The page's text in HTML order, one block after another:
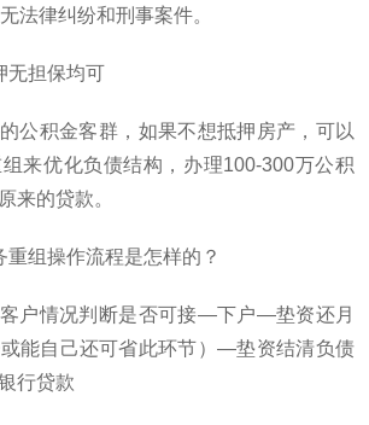
法律纠纷和刑事案件。
无担保均可
公积金客群，如果不想抵押房产，可以
来优化负债结构，办理100-300万公积
来的贷款。
重组操作流程是怎样的？
户情况判断是否可接—下户—垫资还月
能自己还可省此环节）—垫资结清负债
行贷款